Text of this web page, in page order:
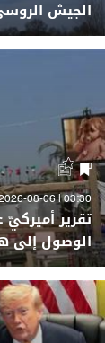
الجيش الروسي أسقط
03:30 | 2026-08-06
تقرير
الوصول إلى